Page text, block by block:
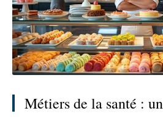
Métiers de la santé :